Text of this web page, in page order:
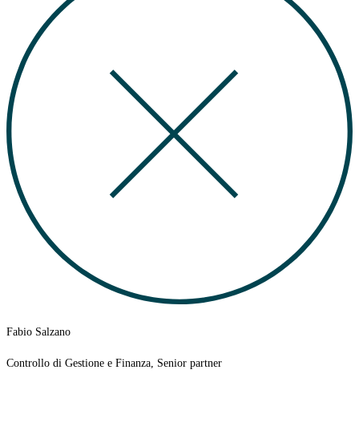
Fabio Salzano
Controllo di Gestione e Finanza, Senior partner